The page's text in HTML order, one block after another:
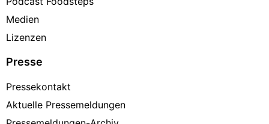
Medien
Lizenzen
Presse
Pressekontakt
Aktuelle Pressemeldungen